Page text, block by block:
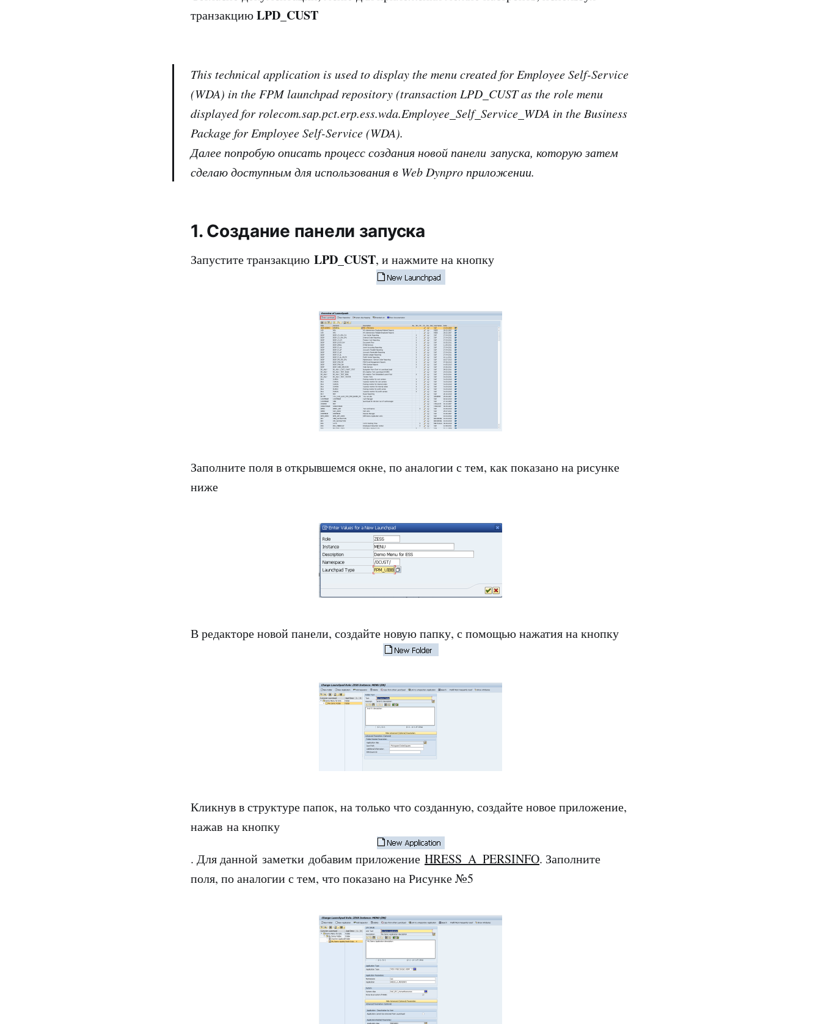
транзакциюLPD_CUST
This technical application is used to display the menu created for Employee Self-Service
(WDA) in the FPM launchpad repository (transaction LPD_CUSTas the role menu
displayed for rolecom.sap.pct.erp.ess.wda.Employee_Self_Service_WDA in the Business
Package for Employee Self-Service (WDA).
Далее попробую описать процесс создания новой панели запуска, которую затем
сделаю доступным для использования в Web Dynpro приложении.
1. Создание панели запуска
Запустите транзакцию LPD_CUST, и нажмите на кнопку
Заполните поля в открывшемся окне, по аналогии с тем, как показано на рисунке
ниже
В редакторе новой панели, создайте новую папку, с помощью нажатия на кнопку
Кликнув в структуре папок, на только что созданную, создайте новое приложение,
нажав на кнопку
. Для данной заметки добавим приложение HRESS_A_PERSINFO. Заполните
поля, по аналогии с тем, что показано на Рисунке №5